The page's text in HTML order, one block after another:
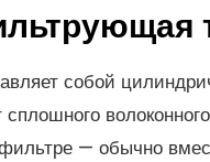
собой
— обычно